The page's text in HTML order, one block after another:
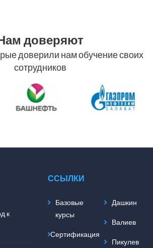
доверяют
доверили нам обучение своих
сотрудников
к
ССЫЛКИ
Базовые
курсы
Сертификация
Дашкин
Валиев
Пикулев